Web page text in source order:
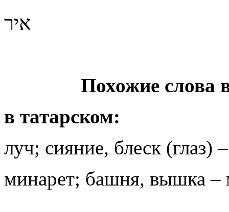
איר
Похожие слова
в татарском:
луч; сияние, блеск (глаз)
минарет; башня, вышка –